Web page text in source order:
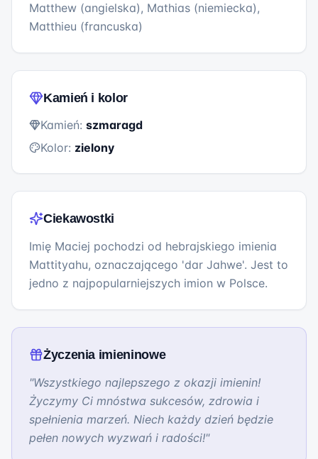
Matthew (angielska), Mathias (niemiecka),
Matthieu (francuska)
Kamień i kolor
Kamień: szmaragd
Kolor: zielony
Ciekawostki
Imię Maciej pochodzi od hebrajskiego imienia
Mattityahu, oznaczającego 'dar Jahwe'. Jest to
jedno z najpopularniejszych imion w Polsce.
Życzenia imieninowe
"Wszystkiego najlepszego z okazji imienin!
Życzymy Ci mnóstwa sukcesów, zdrowia i
spełnienia marzeń. Niech każdy dzień będzie
pełen nowych wyzwań i radości!"